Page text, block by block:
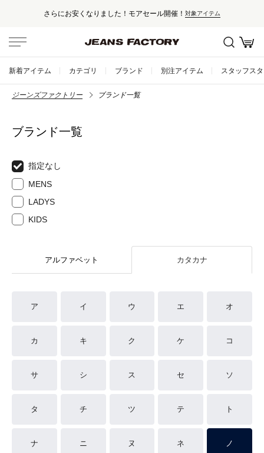
さらにお安くなりました！モアセール開催！ 対象アイテム
新着アイテム カテゴリ ブランド 別注アイテム スタッフス
ジーンズファクトリー ブランド一覧
ブランド一覧
指定なし
MENS
LADYS
KIDS
アルファベット カタカナ
ア イ ウ エ オ
カ キ ク ケ コ
サ シ ス セ ソ
タ チ ツ テ ト
ナ ニ ヌ ネ ノ